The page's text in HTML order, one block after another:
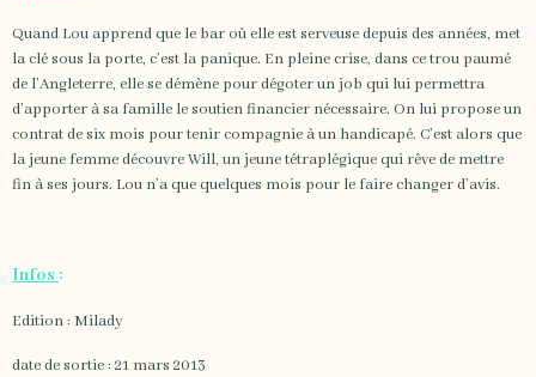
Quand Lou apprend que le bar où elle est serveuse depuis des années, met
la clé sous la porte, c’est la panique. En pleine crise, dans ce trou paumé
de l’Angleterre, elle se démène pour dégoter un job qui lui permettra
d’apporter à sa famille le soutien financier nécessaire. On lui propose un
contrat de six mois pour tenir compagnie à un handicapé. C’est alors que
la jeune femme découvre Will, un jeune tétraplégique qui rêve de mettre
fin à ses jours. Lou n’a que quelques mois pour le faire changer d’avis.
Infos :
Edition : Milady
date de sortie : 21 mars 2013